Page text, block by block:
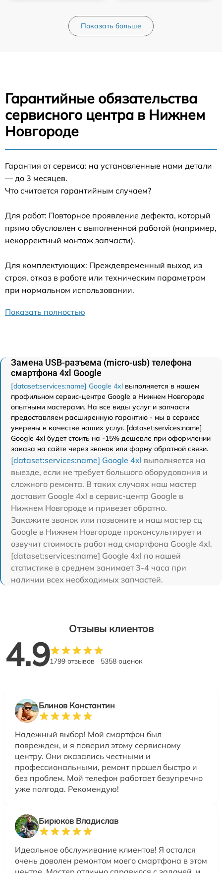
Показать больше
Гарантийные обязательства
сервисного центра в Нижнем
Новгороде
Гарантия от сервиса: на установленные нами детали
— до 3 месяцев.
Что считается гарантийным случаем?
Для работ: Повторное проявление дефекта, который
прямо обусловлен с выполненной работой (например,
некорректный монтаж запчасти).
Для комплектующих: Преждевременный выход из
строя, отказ в работе или техническим параметрам
при нормальном использовании.
Показать полностью
Замена USB-разъема (micro-usb) телефона
смартфона 4xl Google
[dataset:services:name] Google 4xl выполняется в нашем
профильном сервис-центре Google в Нижнем Новгороде
опытными мастерами. На все виды услуг и запчасти
предоставляем расширенную гарантию - мы в сервисе
уверены в качестве наших услуг. [dataset:services:name]
Google 4xl будет стоить на -15% дешевле при оформлении
заказа на сайте через звонок или форму обратной связи.
[dataset:services:name] Google 4xl выполняется на
выезде, если не требует большого оборудования и
сложного ремонта. В таких случаях наш мастер
доставит Google 4xl в сервис-центр Google в
Нижнем Новгороде и привезет обратно.
Закажите звонок или позвоните и наш мастер сц
Google в Нижнем Новгороде проконсультирует и
озвучит стоимость работ над смартфона Google 4xl.
[dataset:services:name] Google 4xl по нашей
статистике в среднем занимает 3-4 часа при
наличии всех необходимых запчастей.
Отзывы клиентов
4.91799 отзывов 5358 оценок
Блинов Константин
Надежный выбор! Мой смартфон был
поврежден, и я поверил этому сервисному
центру. Они оказались честными и
профессиональными, ремонт прошел быстро и
без проблем. Мой телефон работает безупречно
уже полгода. Рекомендую!
Бирюков Владислав
Идеальное обслуживание клиентов! Я остался
очень доволен ремонтом моего смартфона в этом